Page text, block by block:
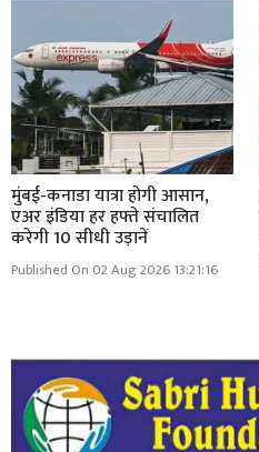
मुंबई-कनाडा यात्रा होगी आसान,
एअर इंडिया हर हफ्ते संचालित
करेगी 10 सीधी उड़ानें
Published On 02 Aug 2026 13:21:16